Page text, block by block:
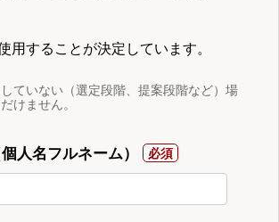
用することが決定しています。
ていない（選定段階、提案段階など）場
けません。
人名フルネーム）